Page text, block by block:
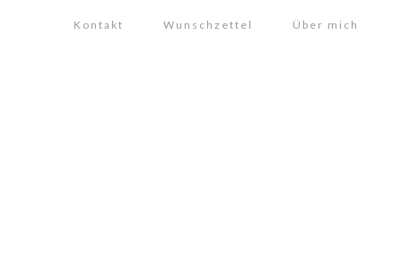
Kontakt Wunschzettel Über mich